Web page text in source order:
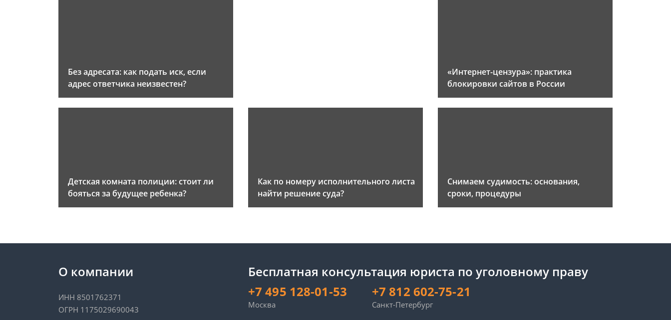
Без адресата: как подать иск, если
адрес ответчика неизвестен?
«Интернет-цензура»: практика
блокировки сайтов в России
Детская комната полиции: стоит ли
бояться за будущее ребенка?
Как по номеру исполнительного листа
найти решение суда?
Снимаем судимость: основания,
сроки, процедуры
О компании
ИНН 8501762371
ОГРН 1175029690043
Бесплатная консультация юриста по уголовному праву
+7 495 128-01-53
Москва
+7 812 602-75-21
Санкт-Петербург